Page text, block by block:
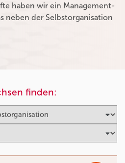
haben wir ein Management-
neben der Selbstorganisation
finden: